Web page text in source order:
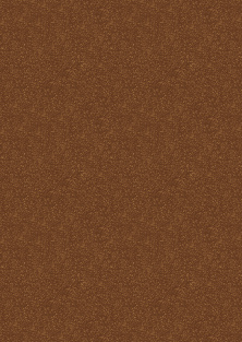
María Santísima y la
Eucaristía
María Santísima y la Santa
Misa
Misas Gregorianas
Misterio de unidad
Necesidad de aprender lo
que es la Santa Misa
No hay cosa que más odie
el demonio que la Santa
Misa
Nuestra vida debe ser una
Santa Misa prolongada
Nuestro sacrificio se